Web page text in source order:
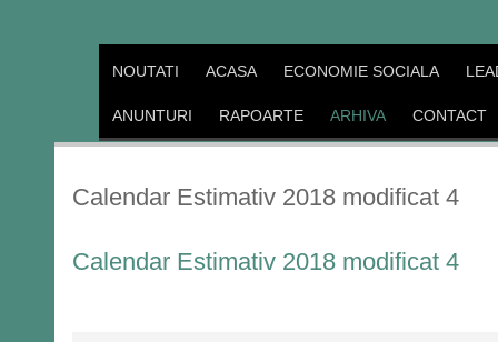
NOUTATI ACASA ECONOMIE SOCIALA
ANUNTURI RAPOARTE ARHIVA CONTACT
Calendar Estimativ 2018 modificat 4
Calendar Estimativ 2018 modificat 4